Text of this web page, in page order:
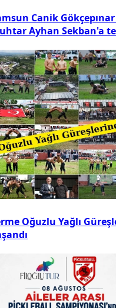
Canik
Ayhan Sekban'a
Oğuzlu Yağlı